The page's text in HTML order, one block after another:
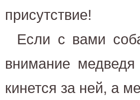
присутствие!
Если с вами
внимание
кинется за ней, а